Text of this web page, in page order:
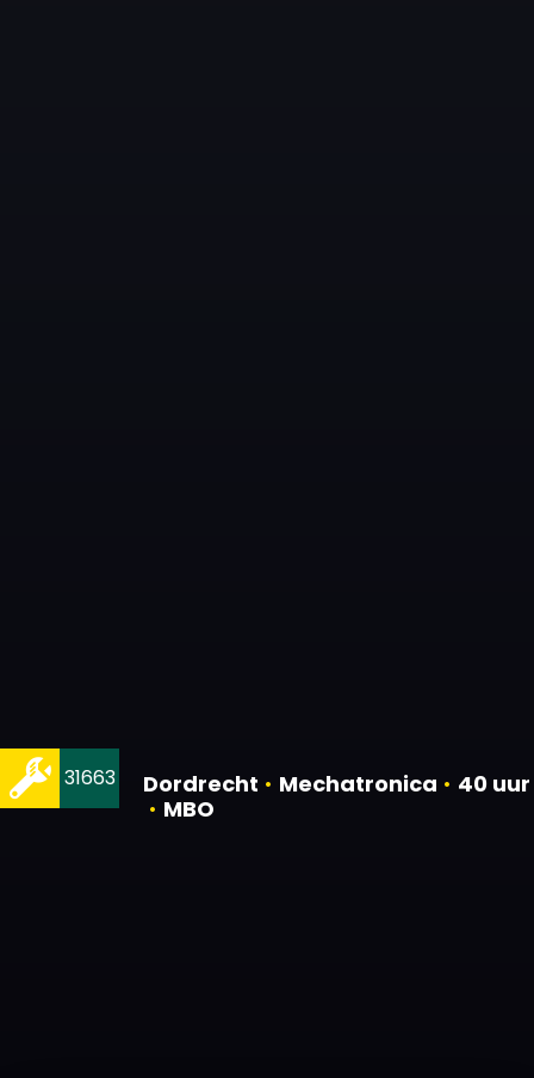
Dordrecht • Mechatronica • 40 uur
• MBO
31663